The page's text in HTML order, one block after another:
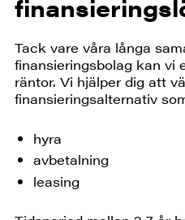
Tack vare våra långa
finansieringsbolag kan vi
räntor. Vi hjälper dig att
finansieringsalternativ
hyra
avbetalning
leasing